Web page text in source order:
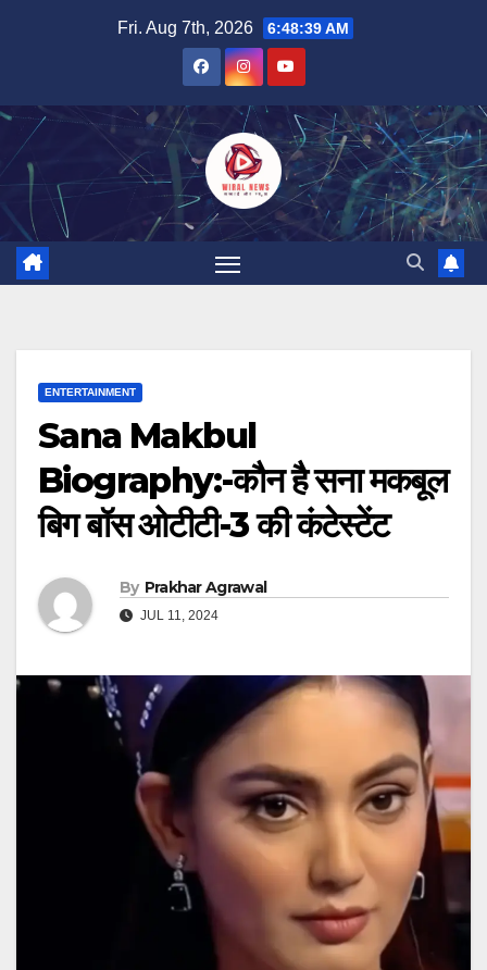
Fri. Aug 7th, 2026 6:48:40 AM
ENTERTAINMENT
Sana Makbul
Biography:-कौन है सना मकबूल
बिग बॉस ओटीटी-3 की कंटेस्टेंट
By Prakhar Agrawal
JUL 11, 2024